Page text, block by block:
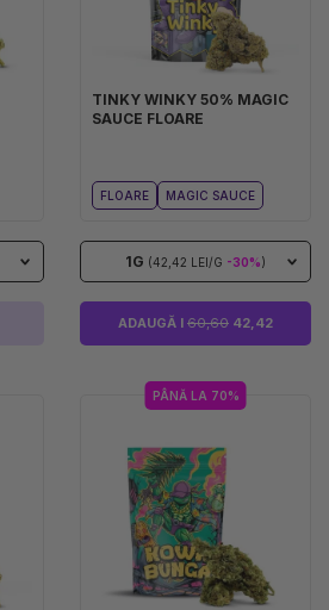
TINKY WINKY 50% MAGIC
SAUCE FLOARE
FLOARE MAGIC SAUCE
1G (42,42 LEI/G -30%)
ADAUGĂ I 60,60 42,42
PÂNĂ LA 70%